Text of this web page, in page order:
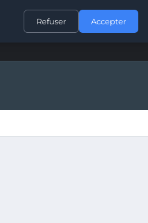
CONTACT
Refuser Accepter